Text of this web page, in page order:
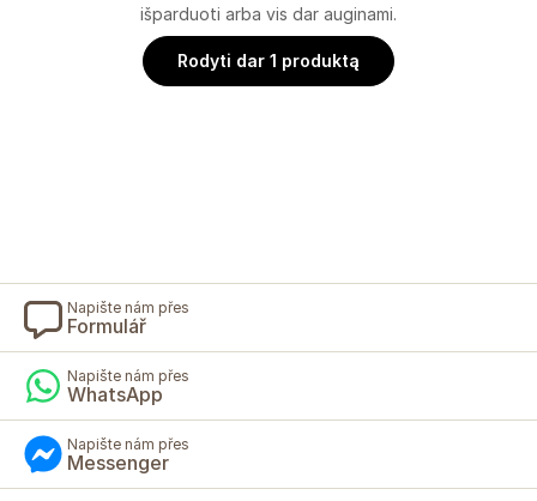
išparduoti arba vis dar auginami.
Rodyti dar 1 produktą
Napište nám přes
Formulář
Napište nám přes
WhatsApp
Napište nám přes
Messenger